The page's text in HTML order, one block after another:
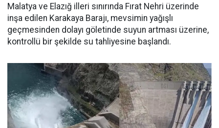
Malatya ve Elazığ illeri sınırında Fırat Nehri üzerinde
inşa edilen Karakaya Barajı, mevsimin yağışlı
geçmesinden dolayı göletinde suyun artması üzerine,
kontrollü bir şekilde su tahliyesine başlandı.